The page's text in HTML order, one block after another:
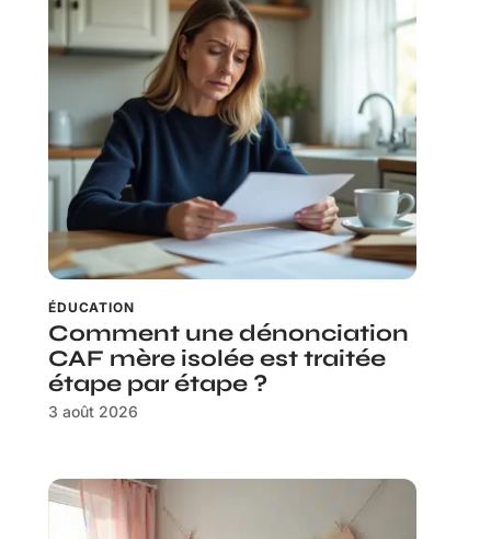
ÉDUCATION
Comment une dénonciation
CAF mère isolée est traitée
étape par étape ?
3 août 2026